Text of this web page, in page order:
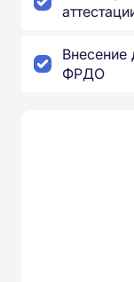
Внесение
ФРДО